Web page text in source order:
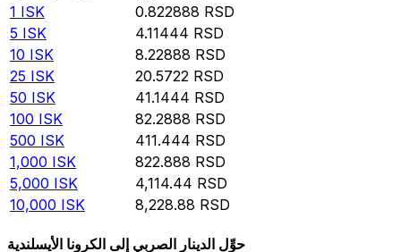
1 ISK 0.822888 RSD
5 ISK 4.11444 RSD
10 ISK 8.22888 RSD
25 ISK 20.5722 RSD
50 ISK 41.1444 RSD
100 ISK 82.2888 RSD
500 ISK 411.444 RSD
1,000 ISK 822.888 RSD
5,000 ISK 4,114.44 RSD
10,000 ISK 8,228.88 RSD
حوِّل الدينار الصربي إلى الكرونا الأيسلندية